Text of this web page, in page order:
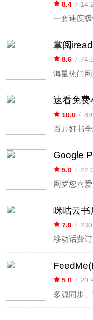
8.4 /
掌阅
8.6 /
海量热门
速看免费
10.0 /
百万好书
Google
5.0 /
咪咕云书
7.8 /
5.0 /